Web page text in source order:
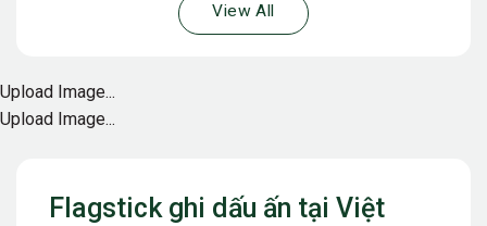
Flagstick ghi dấu ấn tại Việt
View All
Upload Image...
Upload Image...